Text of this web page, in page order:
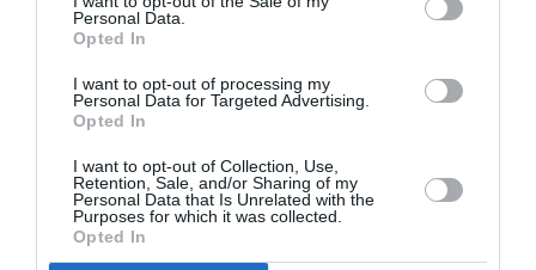
Personal Data.
Opted In
I want to opt-out of processing my
Personal Data for Targeted Advertising.
Opted In
I want to opt-out of Collection, Use,
Retention, Sale, and/or Sharing of my
Personal Data that Is Unrelated with the
Purposes for which it was collected.
Opted In
Σχετικά Άρθρα